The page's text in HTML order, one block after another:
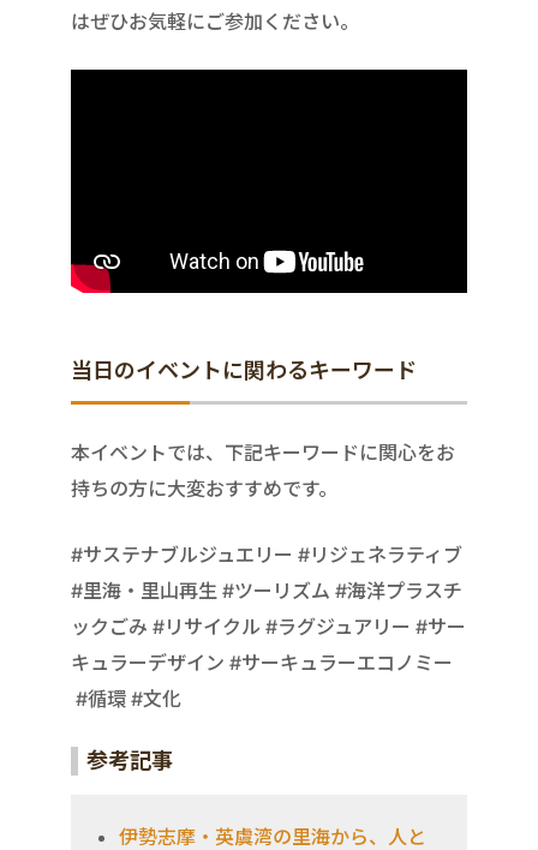
はぜひお気軽にご参加ください。
当日のイベントに関わるキーワード
本イベントでは、下記キーワードに関心をお
持ちの方に大変おすすめです。
#サステナブルジュエリー #リジェネラティブ
#里海・里山再生 #ツーリズム #海洋プラスチ
ックごみ #リサイクル #ラグジュアリー #サー
キュラーデザイン #サーキュラーエコノミー
#循環 #文化
参考記事
伊勢志摩・英虞湾の里海から、人と